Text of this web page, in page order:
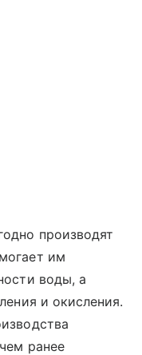
производят
им
воды, а
и окисления.
ранее